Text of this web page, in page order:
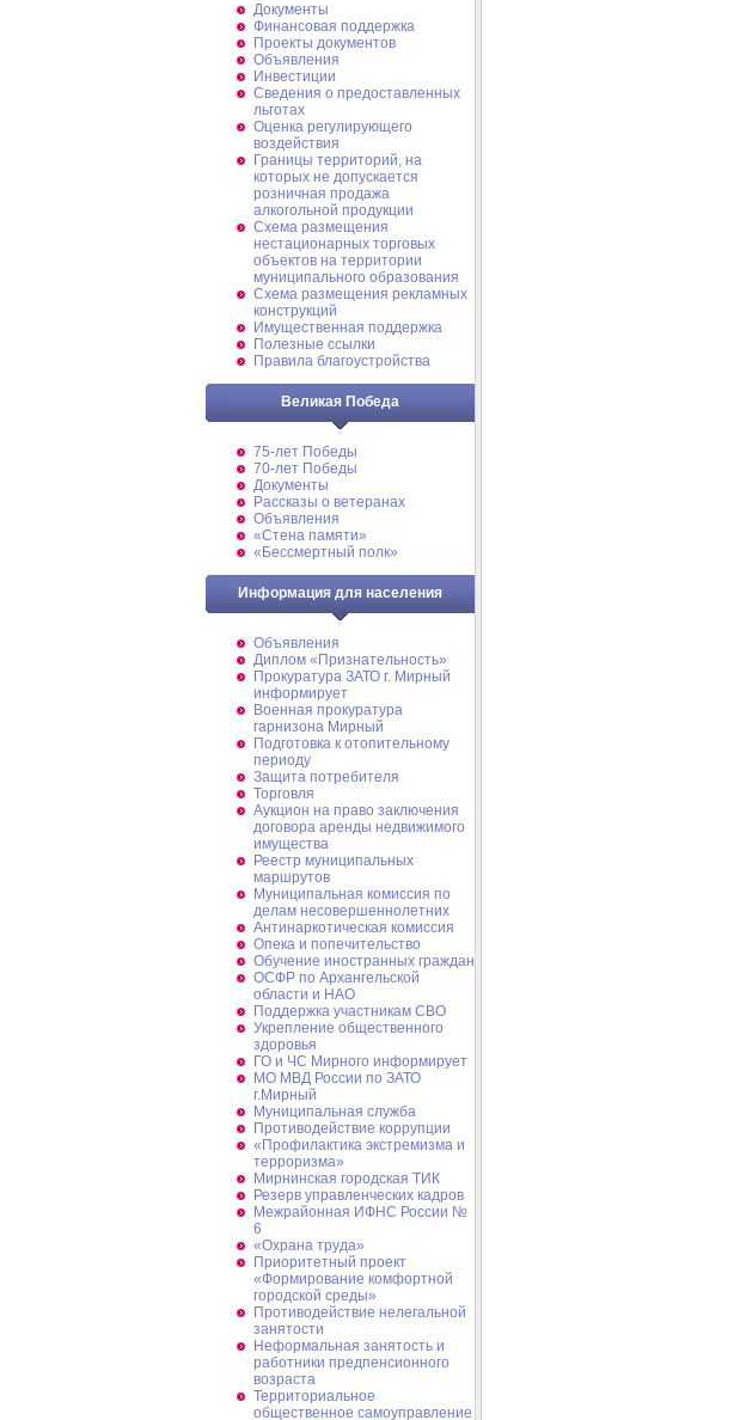
Документы
Финансовая поддержка
Проекты документов
Объявления
Инвестиции
Сведения о предоставленных
льготах
Оценка регулирующего
воздействия
Границы территорий, на
которых не допускается
розничная продажа
алкогольной продукции
Схема размещения
нестационарных торговых
объектов на территории
муниципального образования
Схема размещения рекламных
конструкций
Имущественная поддержка
Полезные ссылки
Правила благоустройства
Великая Победа
75-лет Победы
70-лет Победы
Документы
Рассказы о ветеранах
Объявления
«Стена памяти»
«Бессмертный полк»
Информация для населения
Объявления
Диплом «Признательность»
Прокуратура ЗАТО г. Мирный
информирует
Военная прокуратура
гарнизона Мирный
Подготовка к отопительному
периоду
Защита потребителя
Торговля
Аукцион на право заключения
договора аренды недвижимого
имущества
Реестр муниципальных
маршрутов
Муниципальная комиссия по
делам несовершеннолетних
Антинаркотическая комиссия
Опека и попечительство
Обучение иностранных граждан
ОСФР по Архангельской
области и НАО
Поддержка участникам СВО
Укрепление общественного
здоровья
ГО и ЧС Мирного информирует
МО МВД России по ЗАТО
г.Мирный
Муниципальная cлужба
Противодействие коррупции
«Профилактика экстремизма и
терроризма»
Мирнинская городская ТИК
Резерв управленческих кадров
Межрайонная ИФНС России №
6
«Охрана труда»
Приоритетный проект
«Формирование комфортной
городской среды»
Противодействие нелегальной
занятости
Неформальная занятость и
работники предпенсионного
возраста
Территориальное
общественное самоуправление